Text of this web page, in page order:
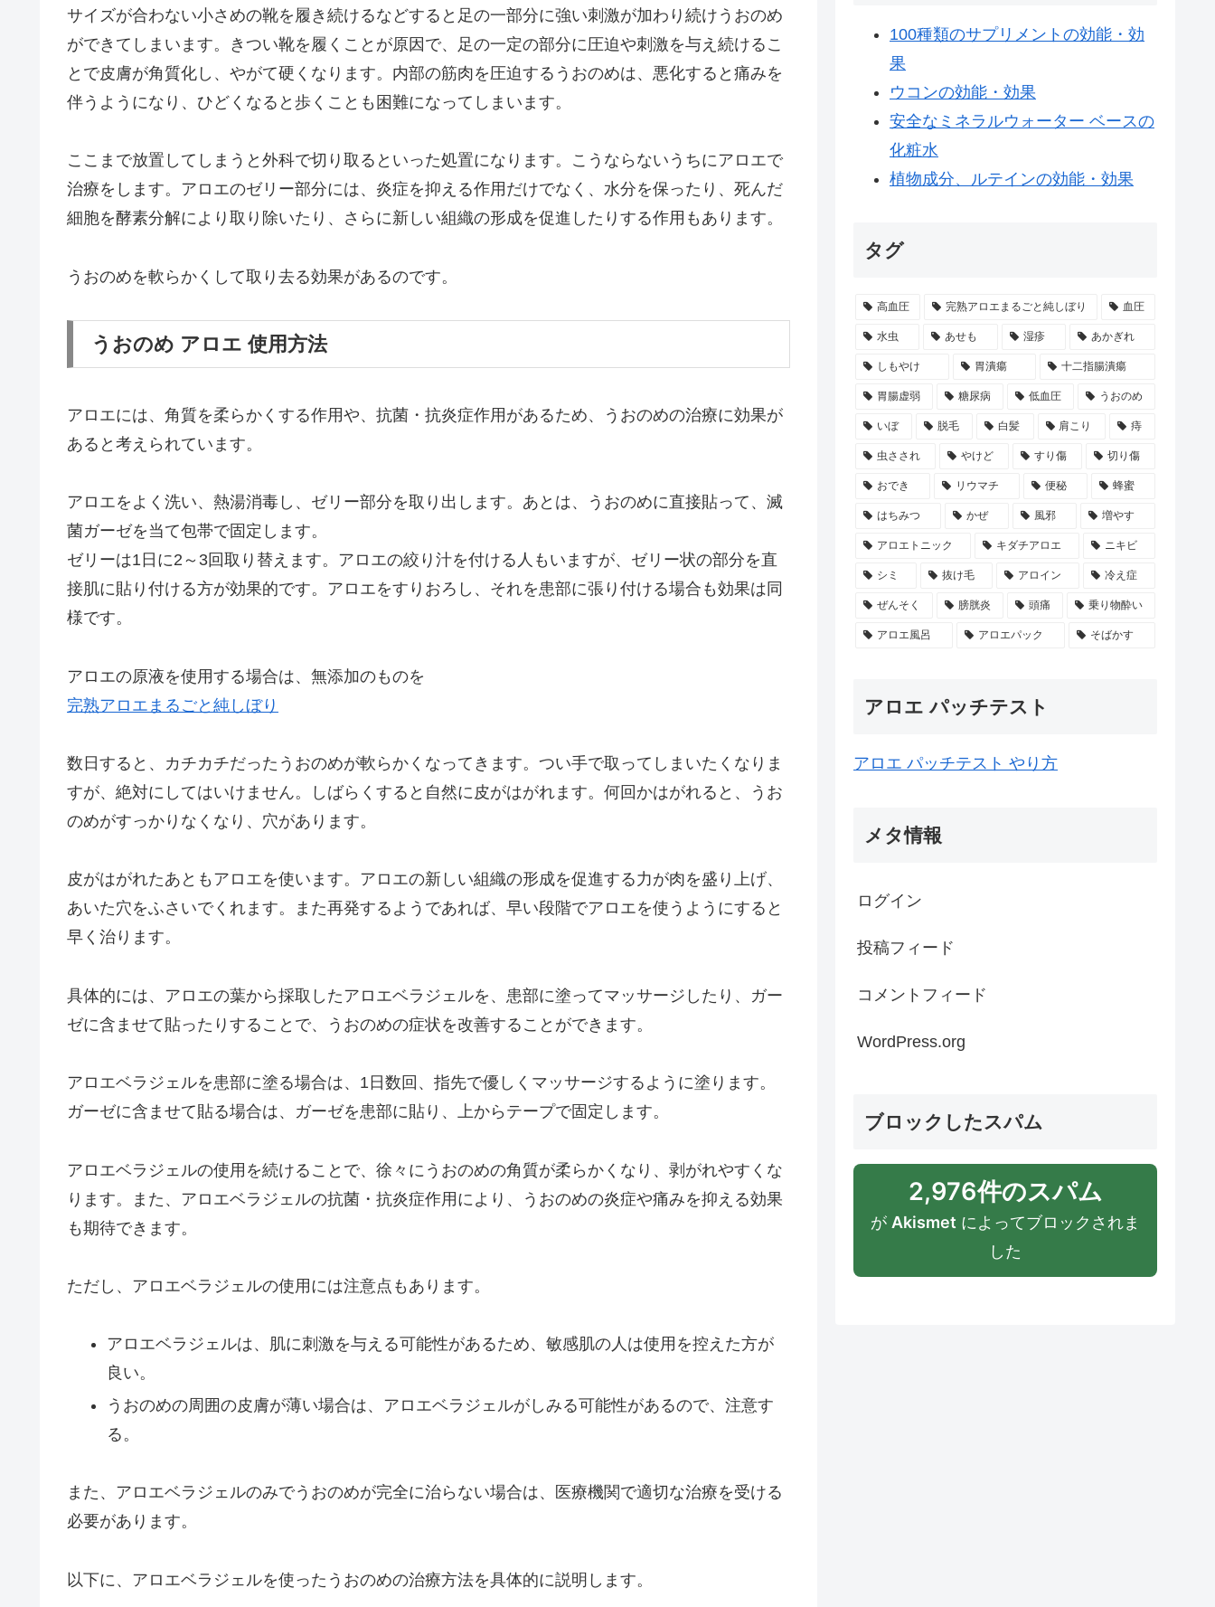
サイズが合わない小さめの靴を履き続けるなどすると足の一部分に強い刺激が加わり続けうおのめ
ができてしまいます。きつい靴を履くことが原因で、足の一定の部分に圧迫や刺激を与え続けるこ
とで皮膚が角質化し、やがて硬くなります。内部の筋肉を圧迫するうおのめは、悪化すると痛みを
伴うようになり、ひどくなると歩くことも困難になってしまいます。
ここまで放置してしまうと外科で切り取るといった処置になります。こうならないうちにアロエで
治療をします。アロエのゼリー部分には、炎症を抑える作用だけでなく、水分を保ったり、死んだ
細胞を酵素分解により取り除いたり、さらに新しい組織の形成を促進したりする作用もあります。
うおのめを軟らかくして取り去る効果があるのです。
うおのめ アロエ 使用方法
アロエには、角質を柔らかくする作用や、抗菌・抗炎症作用があるため、うおのめの治療に効果が
あると考えられています。
アロエをよく洗い、熱湯消毒し、ゼリー部分を取り出します。あとは、うおのめに直接貼って、滅
菌ガーゼを当て包帯で固定します。
ゼリーは1日に2～3回取り替えます。アロエの絞り汁を付ける人もいますが、ゼリー状の部分を直
接肌に貼り付ける方が効果的です。アロエをすりおろし、それを患部に張り付ける場合も効果は同
様です。
アロエの原液を使用する場合は、無添加のものを
完熟アロエまるごと純しぼり
数日すると、カチカチだったうおのめが軟らかくなってきます。つい手で取ってしまいたくなりま
すが、絶対にしてはいけません。しばらくすると自然に皮がはがれます。何回かはがれると、うお
のめがすっかりなくなり、穴があります。
皮がはがれたあともアロエを使います。アロエの新しい組織の形成を促進する力が肉を盛り上げ、
あいた穴をふさいでくれます。また再発するようであれば、早い段階でアロエを使うようにすると
早く治ります。
具体的には、アロエの葉から採取したアロエベラジェルを、患部に塗ってマッサージしたり、ガー
ゼに含ませて貼ったりすることで、うおのめの症状を改善することができます。
アロエベラジェルを患部に塗る場合は、1日数回、指先で優しくマッサージするように塗ります。
ガーゼに含ませて貼る場合は、ガーゼを患部に貼り、上からテープで固定します。
アロエベラジェルの使用を続けることで、徐々にうおのめの角質が柔らかくなり、剥がれやすくな
ります。また、アロエベラジェルの抗菌・抗炎症作用により、うおのめの炎症や痛みを抑える効果
も期待できます。
ただし、アロエベラジェルの使用には注意点もあります。
アロエベラジェルは、肌に刺激を与える可能性があるため、敏感肌の人は使用を控えた方が
良い。
うおのめの周囲の皮膚が薄い場合は、アロエベラジェルがしみる可能性があるので、注意す
る。
また、アロエベラジェルのみでうおのめが完全に治らない場合は、医療機関で適切な治療を受ける
必要があります。
以下に、アロエベラジェルを使ったうおのめの治療方法を具体的に説明します。
100種類のサプリメントの効能・効
果
ウコンの効能・効果
安全なミネラルウォーター ベースの
化粧水
植物成分、ルテインの効能・効果
タグ
高血圧 完熟アロエまるごと純しぼり 血圧
水虫 あせも 湿疹 あかぎれ
しもやけ 胃潰瘍 十二指腸潰瘍
胃腸虚弱 糖尿病 低血圧 うおのめ
いぼ 脱毛 白髪 肩こり 痔
虫さされ やけど すり傷 切り傷
おでき リウマチ 便秘 蜂蜜
はちみつ かぜ 風邪 増やす
アロエトニック キダチアロエ ニキビ
シミ 抜け毛 アロイン 冷え症
ぜんそく 膀胱炎 頭痛 乗り物酔い
アロエ風呂 アロエパック そばかす
アロエ パッチテスト
アロエ パッチテスト やり方
メタ情報
ログイン
投稿フィード
コメントフィード
WordPress.org
ブロックしたスパム
2,976件のスパム
が Akismet によってブロックされま
した